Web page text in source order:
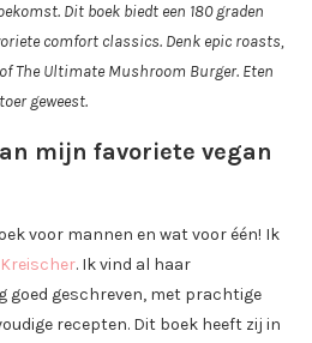
Dit boek biedt een 180 graden
comfort classics. Denk epic roasts,
The Ultimate Mushroom Burger. Eten
geweest.
mijn favoriete vegan
voor mannen en wat voor één! Ik
. Ik vind al haar
goed geschreven, met prachtige
recepten. Dit boek heeft zij in